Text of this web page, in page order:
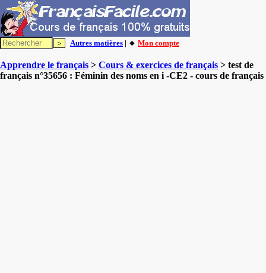
Autres matières | 🔸 Mon compte
Apprendre le français > Cours & exercices de français > test de
français n°35656 : Féminin des noms en i -CE2 - cours de français